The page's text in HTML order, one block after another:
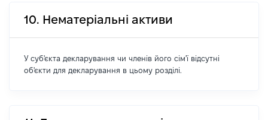
10. Нематеріальні активи
У суб'єкта декларування чи членів його сім'ї відсутні
об'єкти для декларування в цьому розділі.